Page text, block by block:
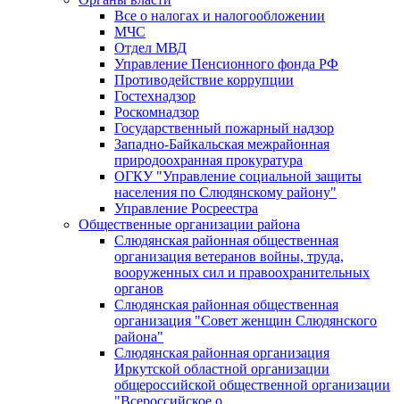
Все о налогах и налогообложении
МЧС
Отдел МВД
Управление Пенсионного фонда РФ
Противодействие коррупции
Гостехнадзор
Роскомнадзор
Государственный пожарный надзор
Западно-Байкальская межрайонная
природоохранная прокуратура
ОГКУ "Управление социальной защиты
населения по Слюдянскому району"
Управление Росреестра
Общественные организации района
Слюдянская районная общественная
организация ветеранов войны, труда,
вооруженных сил и правоохранительных
органов
Слюдянская районная общественная
организация "Совет женщин Слюдянского
района"
Слюдянская районная организация
Иркутской областной организации
общероссийской общественной организации
"Всероссийское о